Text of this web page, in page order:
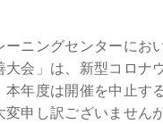
ニングセンターにお
会」は、新型コロナ
年度は開催を中止す
申し訳ございません